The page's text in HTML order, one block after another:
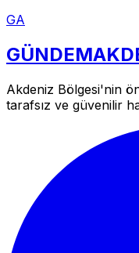
GA
GÜNDEM
Akdeniz Bölgesi'nin
tarafsız ve güvenilir